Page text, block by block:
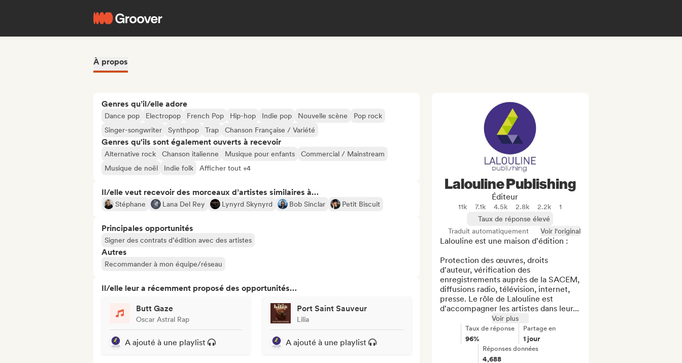
À propos
Genres qu’il/elle adore
Dance pop Electropop French Pop Hip-hop Indie pop Nouvelle scène
Pop rock
Singer-songwriter
Synthpop Trap Chanson Française / Variété
Genres qu'ils sont également ouverts à recevoir
Alternative rock Chanson italienne Musique pour enfants
Commercial / Mainstream
Musique de noël
Indie folk Afficher tout +4
Il/elle veut recevoir des morceaux d’artistes similaires à…
Stéphane Lana Del Rey Lynyrd Skynyrd Bob Sinclar Petit Biscuit
Principales opportunités
Signer des contrats d’édition avec des artistes
Autres
Recommander à mon équipe/réseau
Il/elle leur a récemment proposé des opportunités…
Butt Gaze
Oscar Astral Rap
A ajouté à une playlist
Port Saint Sauveur
Lilia
A ajouté à une playlist
Lalouline Publishing
Éditeur
11k 7.1k 4.5k 2.8k 2.2k
1
Taux de réponse élevé
Traduit automatiquement
Voir l'original
Lalouline est une maison d'édition :
Protection des œuvres, droits
d'auteur, vérification des
enregistrements auprès de la SACEM,
diffusions radio, télévision, internet,
presse. Le rôle de Lalouline est
d'accompagner les artistes dans leur...
Voir plus
Taux de réponse
96%
Partage en
1 jour
Réponses données
4,688